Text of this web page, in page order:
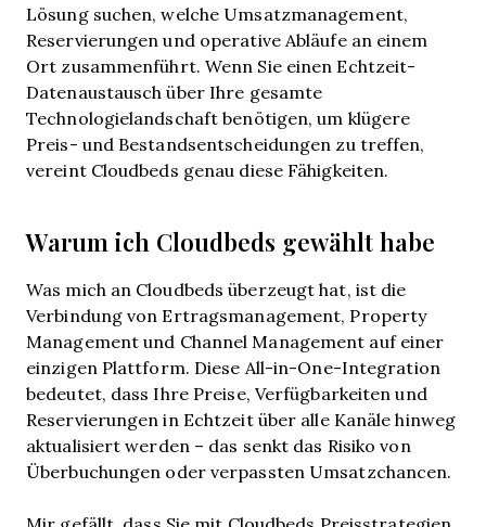
Lösung suchen, welche Umsatzmanagement,
Reservierungen und operative Abläufe an einem
Ort zusammenführt. Wenn Sie einen Echtzeit-
Datenaustausch über Ihre gesamte
Technologielandschaft benötigen, um klügere
Preis- und Bestandsentscheidungen zu treffen,
vereint Cloudbeds genau diese Fähigkeiten.
Warum ich Cloudbeds gewählt habe
Was mich an Cloudbeds überzeugt hat, ist die
Verbindung von Ertragsmanagement, Property
Management und Channel Management auf einer
einzigen Plattform. Diese All-in-One-Integration
bedeutet, dass Ihre Preise, Verfügbarkeiten und
Reservierungen in Echtzeit über alle Kanäle hinweg
aktualisiert werden – das senkt das Risiko von
Überbuchungen oder verpassten Umsatzchancen.